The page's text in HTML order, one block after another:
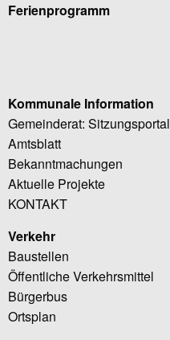
Ferienprogramm
Kommunale Information
Gemeinderat: Sitzungsportal
Amtsblatt
Bekanntmachungen
Aktuelle Projekte
KONTAKT
Verkehr
Baustellen
Öffentliche Verkehrsmittel
Bürgerbus
Ortsplan